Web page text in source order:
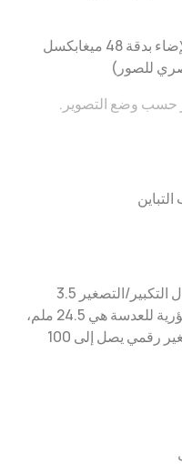
الكاميرا المقرّبة بتقنية ماكرو فائقة الإضاء بدقة 48 ميغابكسل
حسب وضع التصوير.
تكبير/تصغير بصري 3.5 أضعاف (معدل التكبير/التصغير 3.5
أضعاف هو قيمة تقريبية، والأطوال البؤرية للعدسة هي 24.5 ملم،
13 ملم، 92.5 ملم)، ومعدل تكبير/تصغير رقمي يصل إلى 100